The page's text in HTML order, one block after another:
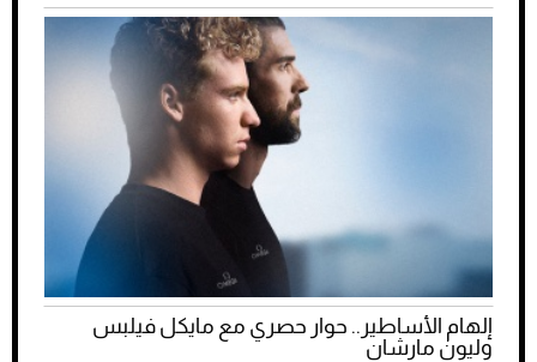
إلهام الأساطير.. حوار حصري مع مايكل فيلبس
وليون مارشان